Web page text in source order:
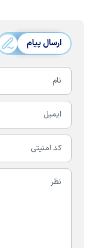
ارسال پیام